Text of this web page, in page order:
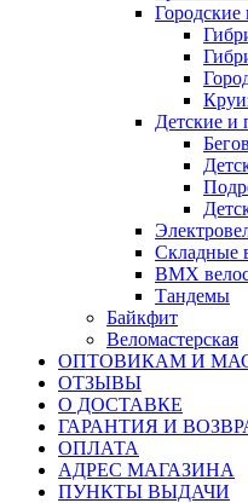
Детские и
Складные
BMX
Тандемы
Байкфит
Веломастерская
ОПТОВИКАМ И
ОТЗЫВЫ
О ДОСТАВКЕ
ГАРАНТИЯ И
ОПЛАТА
АДРЕС МАГАЗИНА
ПУНКТЫ ВЫДАЧИ